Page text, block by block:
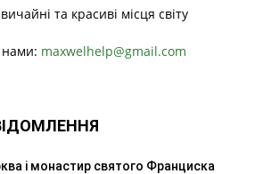
та красиві місця світу
нами: maxwelhelp@gmail.com
і монастир святого Франциска